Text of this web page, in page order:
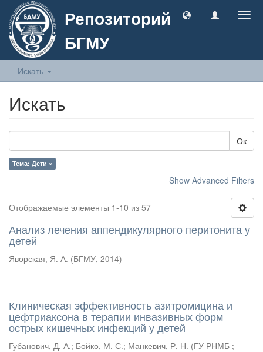
Репозиторий
БГМУ
Искать
Искать
Ок
Тема: Дети ×
Show Advanced Filters
Отображаемые элементы 1-10 из 57
Анализ лечения аппендикулярного перитонита у
детей
Яворская, Я. А. (БГМУ, 2014)
Клиническая эффективность азитромицина и
цефтриаксона в терапии инвазивных форм
острых кишечных инфекций у детей
Губанович, Д. А.; Бойко, М. С.; Манкевич, Р. Н. (ГУ РНМБ ;